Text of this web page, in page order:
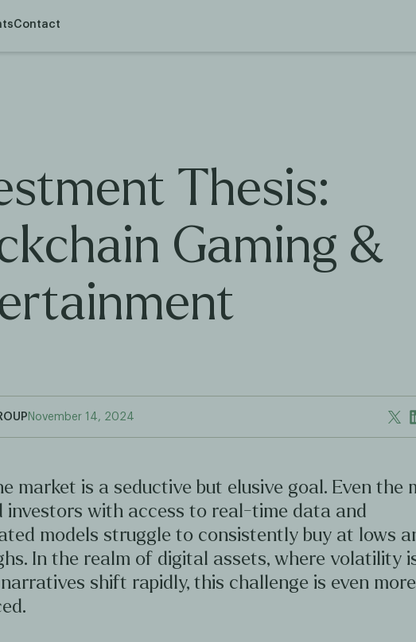
Contact
Thesis:
Gaming &
November 14, 2024
market is a seductive but elusive goal. Even the
investors with access to real-time data and
models struggle to consistently buy at lows
In the realm of digital assets, where volatility
shift rapidly, this challenge is even more